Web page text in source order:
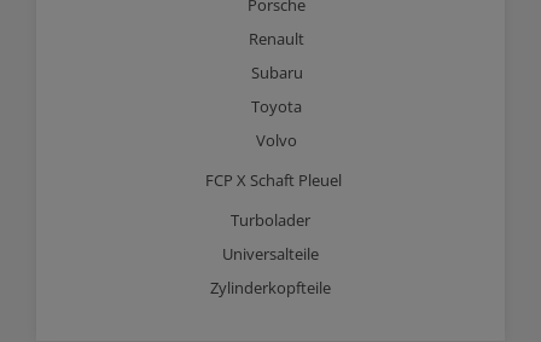
Porsche
Renault
Subaru
Toyota
Volvo
FCP X Schaft Pleuel
Turbolader
Universalteile
Zylinderkopfteile